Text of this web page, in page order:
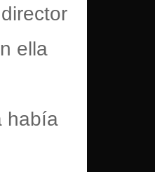
ella
había